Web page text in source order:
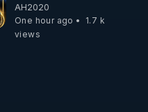
AH2020 LE LIVE
20H ***DU
06/08/2026***
AH2020
One hour ago
1.7 k
views